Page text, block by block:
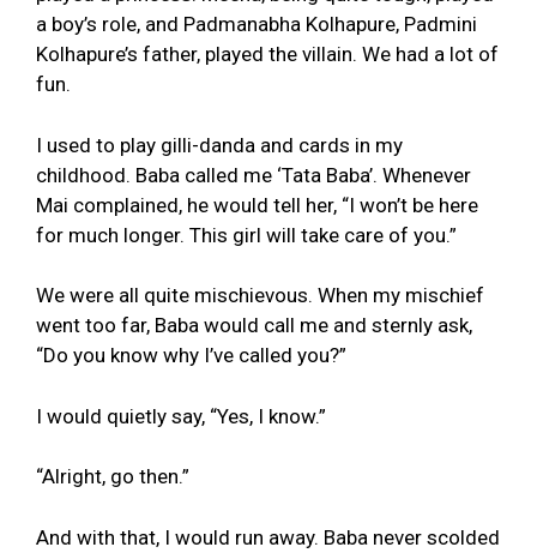
a boy’s role, and Padmanabha Kolhapure, Padmini
Kolhapure’s father, played the villain. We had a lot of
fun.
I used to play gilli-danda and cards in my
childhood. Baba called me ‘Tata Baba’. Whenever
Mai complained, he would tell her, “I won’t be here
for much longer. This girl will take care of you.”
We were all quite mischievous. When my mischief
went too far, Baba would call me and sternly ask,
“Do you know why I’ve called you?”
I would quietly say, “Yes, I know.”
“Alright, go then.”
And with that, I would run away. Baba never scolded